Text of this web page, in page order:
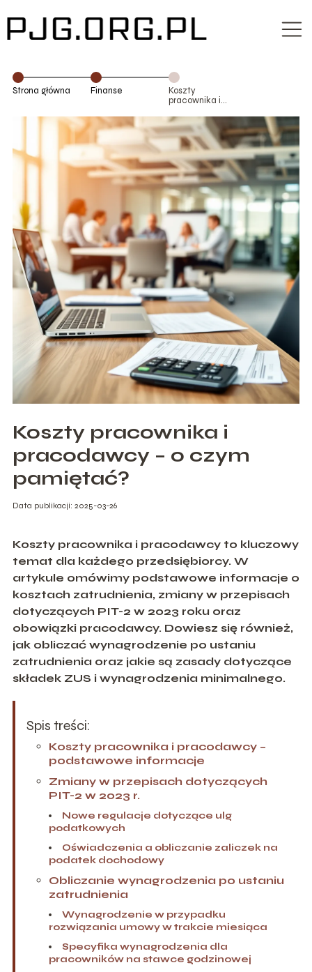
Strona główna Finanse
Koszty
pracownika i
czym
pamiętać?
Koszty pracownika i
pracodawcy – o czym
pamiętać?
Data publikacji: 2025-03-26
Koszty pracownika i pracodawcy to kluczowy
temat dla każdego przedsiębiorcy. W
artykule omówimy podstawowe informacje o
kosztach zatrudnienia, zmiany w przepisach
dotyczących PIT-2 w 2023 roku oraz
obowiązki pracodawcy. Dowiesz się również,
jak obliczać wynagrodzenie po ustaniu
zatrudnienia oraz jakie są zasady dotyczące
składek ZUS i wynagrodzenia minimalnego.
Spis treści:
Koszty pracownika i pracodawcy –
podstawowe informacje
Zmiany w przepisach dotyczących
PIT-2 w 2023 r.
Nowe regulacje dotyczące ulg
podatkowych
Oświadczenia a obliczanie zaliczek na
podatek dochodowy
Obliczanie wynagrodzenia po ustaniu
zatrudnienia
Wynagrodzenie w przypadku
rozwiązania umowy w trakcie miesiąca
Specyfika wynagrodzenia dla
pracowników na stawce godzinowej